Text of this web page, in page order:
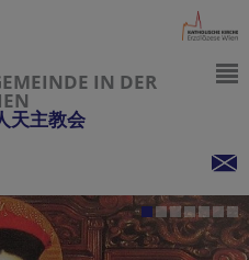
IN DER
天主教会